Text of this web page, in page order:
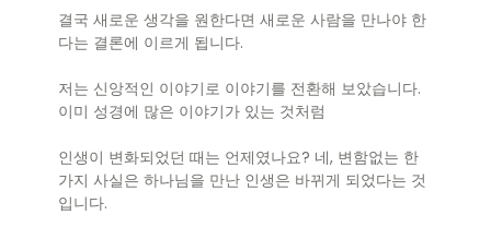
결국 새로운 생각을 원한다면 새로운 사람을 만나야 한
다는 결론에 이르게 됩니다.
저는 신앙적인 이야기로 이야기를 전환해 보았습니다.
이미 성경에 많은 이야기가 있는 것처럼
인생이 변화되었던 때는 언제였나요? 네, 변함없는 한
가지 사실은 하나님을 만난 인생은 바뀌게 되었다는 것
입니다.